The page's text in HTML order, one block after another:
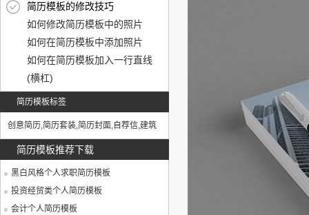
简历模板的修改技巧
如何修改简历模板中的照片
如何在简历模板中添加照片
如何在简历模板加入一行直线
(横杠)
简历模板标签
创意简历,简历套装,简历封面,自荐信,建筑
简历模板推荐下载
黑白风格个人求职简历模板
投资经贸类个人简历模板
会计个人简历模板